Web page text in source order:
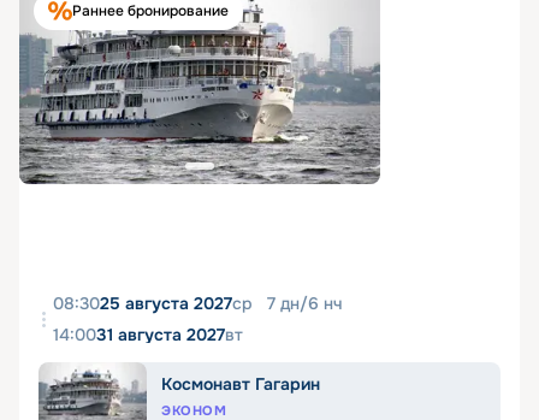
Раннее бронирование
08:3025 августа 2027ср 7 дн/6 нч
14:0031 августа 2027вт
Космонавт Гагарин
ЭКОНОМ